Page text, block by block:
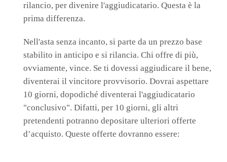
rilancio, per divenire l'aggiudicatario. Questa è la
prima differenza.
Nell'asta senza incanto, si parte da un prezzo base
stabilito in anticipo e si rilancia. Chi offre di più,
ovviamente, vince. Se ti dovessi aggiudicare il bene,
diventerai il vincitore provvisorio. Dovrai aspettare
10 giorni, dopodiché diventerai l'aggiudicatario
"conclusivo". Difatti, per 10 giorni, gli altri
pretendenti potranno depositare ulteriori offerte
d’acquisto. Queste offerte dovranno essere: